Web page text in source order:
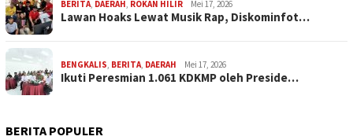
BERITA, DAERAH, ROKAN HILIR Mei 17, 2026
Lawan Hoaks Lewat Musik Rap, Diskominfot…
BENGKALIS, BERITA, DAERAH Mei 17, 2026
Ikuti Peresmian 1.061 KDKMP oleh Preside…
BERITA POPULER